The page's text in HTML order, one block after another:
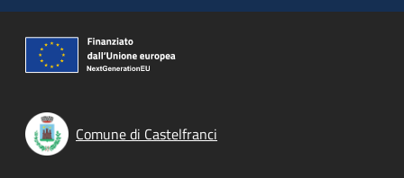
Comune di Castelfranci